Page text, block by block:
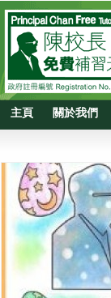
主頁 關於我們